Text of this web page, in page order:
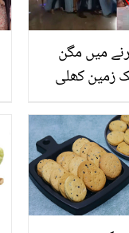
میں مگن
زمین کھلی
مناظر